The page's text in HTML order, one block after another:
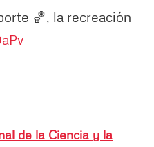
🏀, la recreación
de la Ciencia y la